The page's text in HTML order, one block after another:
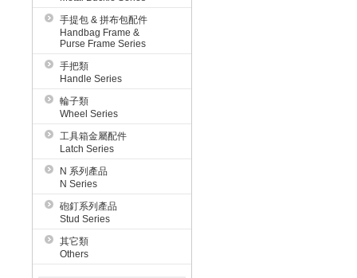
手提包 & 拼布包配件
Handbag Frame &
Purse Frame Series
手把類
Handle Series
輪子類
Wheel Series
工具箱金屬配件
Latch Series
N 系列產品
N Series
砲釘系列產品
Stud Series
其它類
Others